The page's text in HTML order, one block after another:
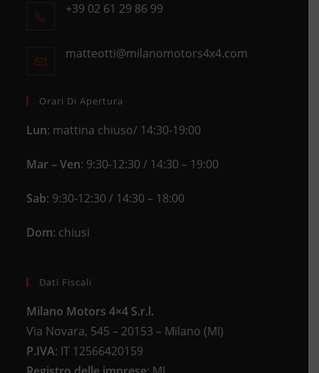
in
+39 02 61 29 86 99
your
matteotti@milanomotors4x4.comOpens
Orari Di Apertura
Lun: mattina chiuso/ 14:30-19:00
Mar – Ven: 9:30-12:30 / 14:30 – 19:00
Sab: 9:30-12:30 / 14:30 – 18:00
Dom: chiusi
Dati Fiscali
Milano Motors 4×4 S.r.l.
Via Novara, 545 – 20153 – Milano (MI)
P.IVA: IT 12566420159